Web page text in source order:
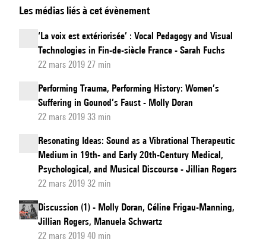
hypnose
altération
raison
performances
Aïssaoua
Les médias liés à cet évènement
‘La voix est extériorisée’ : Vocal Pedagogy and Visual
Technologies in Fin-de-siècle France - Sarah Fuchs
22 mars 2019 27 min
Performing Trauma, Performing History: Women’s
Suffering in Gounod’s Faust - Molly Doran
22 mars 2019 33 min
Resonating Ideas: Sound as a Vibrational Therapeutic
Medium in 19th- and Early 20th-Century Medical,
Psychological, and Musical Discourse - Jillian Rogers
22 mars 2019 32 min
Discussion (1) - Molly Doran, Céline Frigau-Manning,
Jillian Rogers, Manuela Schwartz
22 mars 2019 40 min